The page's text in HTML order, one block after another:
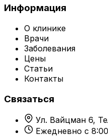
Информация
О клинике
Врачи
Заболевания
Цены
Статьи
Контакты
Связаться
Ул. Вайцман 6,
Ежедневно с